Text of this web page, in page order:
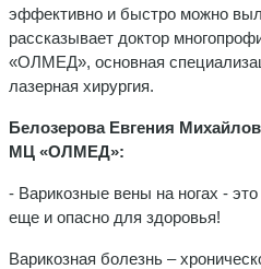
эффективно и быстро можно
рассказывает доктор
«ОЛМЕД», основная
лазерная хирургия.
Белозерова Евгения
МЦ «ОЛМЕД»:
- Варикозные вены на ногах -
еще и опасно для здоровья!
Варикозная болезнь –